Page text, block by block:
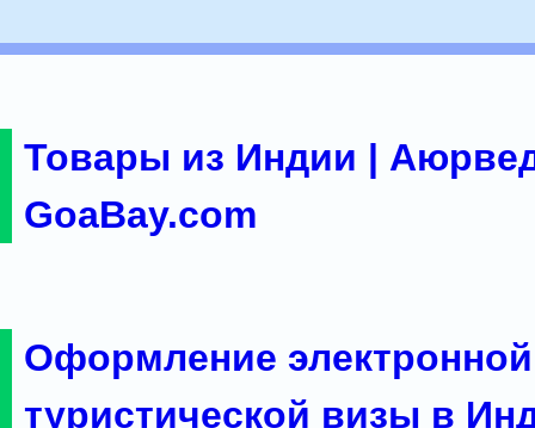
Товары из Индии |
GoaBay.com
Оформление электронной
туристической визы в